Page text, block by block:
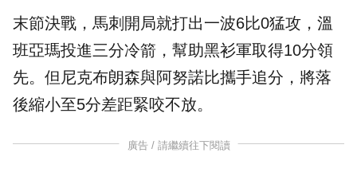
末節決戰，馬刺開局就打出一波6比0猛攻，溫
班亞瑪投進三分冷箭，幫助黑衫軍取得10分領
先。但尼克布朗森與阿努諾比攜手追分，將落
後縮小至5分差距緊咬不放。
廣告 / 請繼續往下閱讀